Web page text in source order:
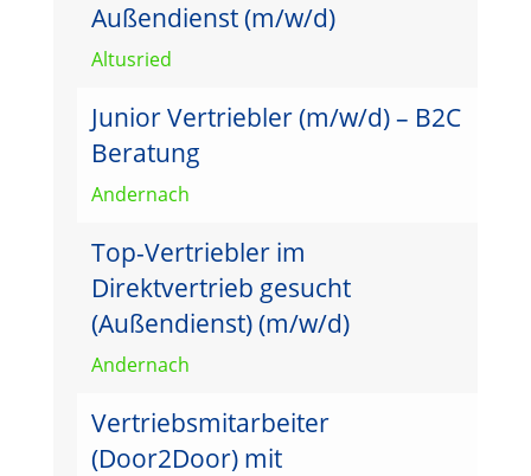
Außendienst (m/w/d)
Altusried
Junior Vertriebler (m/w/d) – B2C
Beratung
Andernach
Top-Vertriebler im
Direktvertrieb gesucht
(Außendienst) (m/w/d)
Andernach
Vertriebsmitarbeiter
(Door2Door) mit